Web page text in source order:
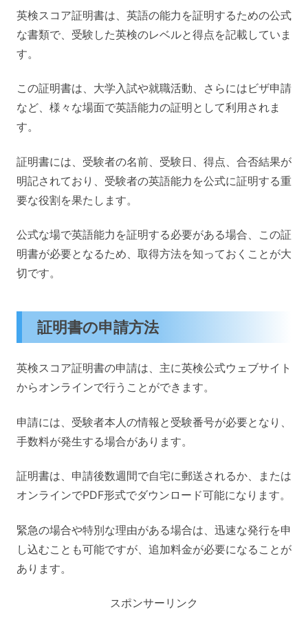
英検スコア証明書は、英語の能力を証明するための公式
な書類で、受験した英検のレベルと得点を記載していま
す。
この証明書は、大学入試や就職活動、さらにはビザ申請
など、様々な場面で英語能力の証明として利用されま
す。
証明書には、受験者の名前、受験日、得点、合否結果が
明記されており、受験者の英語能力を公式に証明する重
要な役割を果たします。
公式な場で英語能力を証明する必要がある場合、この証
明書が必要となるため、取得方法を知っておくことが大
切です。
証明書の申請方法
英検スコア証明書の申請は、主に英検公式ウェブサイト
からオンラインで行うことができます。
申請には、受験者本人の情報と受験番号が必要となり、
手数料が発生する場合があります。
証明書は、申請後数週間で自宅に郵送されるか、または
オンラインでPDF形式でダウンロード可能になります。
緊急の場合や特別な理由がある場合は、迅速な発行を申
し込むことも可能ですが、追加料金が必要になることが
あります。
スポンサーリンク